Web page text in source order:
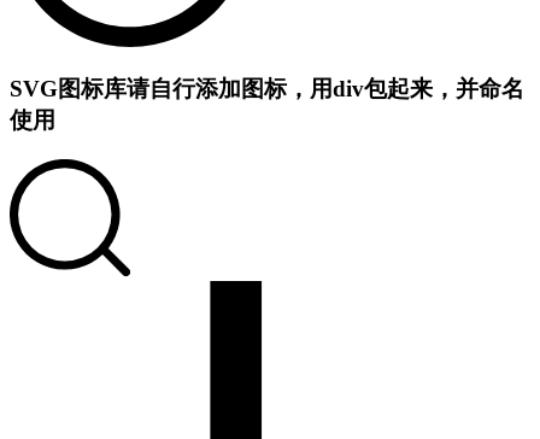
SVG图标库请自行添加图标，用div包起来，并命名
使用